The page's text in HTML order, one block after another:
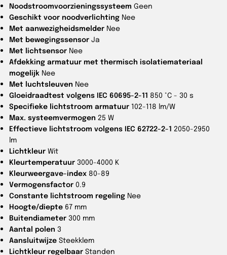
Noodstroomvoorzieningssysteem Geen
Geschikt voor noodverlichting Nee
Met aanwezigheidsmelder Nee
Met bewegingssensor Ja
Met lichtsensor Nee
Afdekking armatuur met thermisch isolatiemateriaal
mogelijk Nee
Met luchtsleuven Nee
Gloeidraadtest volgens IEC 60695-2-11 850 °C - 30 s
Specifieke lichtstroom armatuur 102-118 lm/W
Max. systeemvermogen 25 W
Effectieve lichtstroom volgens IEC 62722-2-1 2050-2950
lm
Lichtkleur Wit
Kleurtemperatuur 3000-4000 K
Kleurweergave-index 80-89
Vermogensfactor 0.9
Constante lichtstroom regeling Nee
Hoogte/diepte 67 mm
Buitendiameter 300 mm
Aantal polen 3
Aansluitwijze Steekklem
Lichtkleur regelbaar Standen